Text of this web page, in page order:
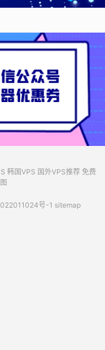
韩国VPS 国外VPS推荐 免费
号-1 sitemap